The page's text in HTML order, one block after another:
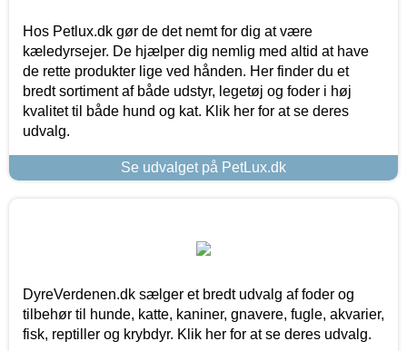
Hos Petlux.dk gør de det nemt for dig at være
kæledyrsejer. De hjælper dig nemlig med altid at have
de rette produkter lige ved hånden. Her finder du et
bredt sortiment af både udstyr, legetøj og foder i høj
kvalitet til både hund og kat. Klik her for at se deres
udvalg.
Se udvalget på PetLux.dk
DyreVerdenen.dk sælger et bredt udvalg af foder og
tilbehør til hunde, katte, kaniner, gnavere, fugle, akvarier,
fisk, reptiller og krybdyr. Klik her for at se deres udvalg.